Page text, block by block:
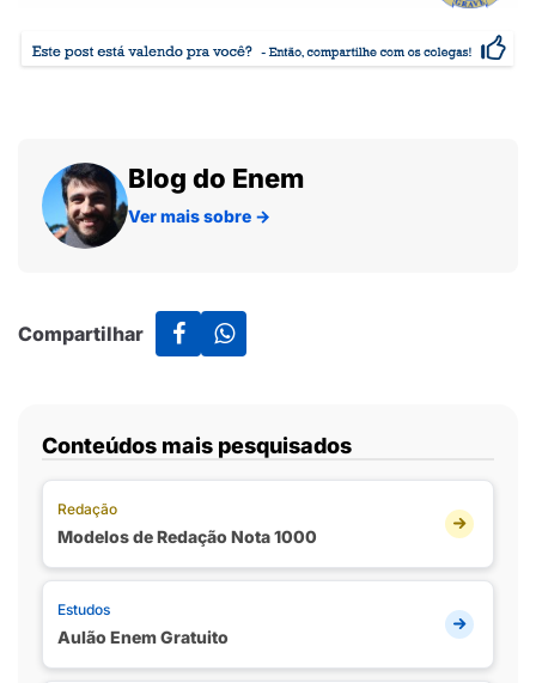
Blog do Enem
Ver mais sobre →
Compartilhar
Conteúdos mais pesquisados
Redação
Modelos de Redação Nota 1000
Estudos
Aulão Enem Gratuito